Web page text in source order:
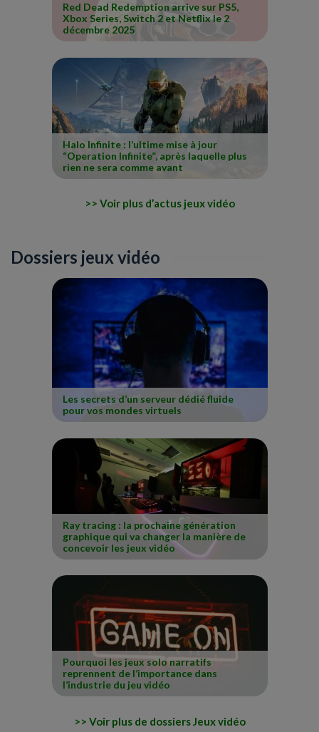
Red Dead Redemption arrive sur PS5,
Xbox Series, Switch 2 et Netflix le 2
décembre 2025
Halo Infinite : l’ultime mise à jour
“Operation Infinite”, après laquelle plus
rien ne sera comme avant
Voir plus d’actus jeux vidéo
Dossiers jeux vidéo
Les secrets d’un serveur dédié fluide
pour vos mondes virtuels
Ray tracing : la prochaine génération
graphique qui va changer la manière de
concevoir les jeux vidéo
Pourquoi les jeux solo narratifs
reprennent de l’importance dans
l’industrie du jeu vidéo
Voir plus de dossiers Jeux vidéo